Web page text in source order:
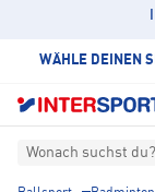
WÄHLE DEINEN
Wonach suchst du?